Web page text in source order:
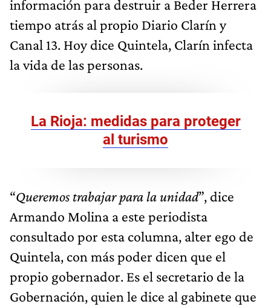
información para destruir a Beder Herrera
tiempo atrás al propio Diario Clarín y
Canal 13. Hoy dice Quintela, Clarín infecta
la vida de las personas.
La Rioja: medidas para proteger
al turismo
“Queremos trabajar para la unidad”, dice
Armando Molina a este periodista
consultado por esta columna, alter ego de
Quintela, con más poder dicen que el
propio gobernador. Es el secretario de la
Gobernación, quien le dice al gabinete que